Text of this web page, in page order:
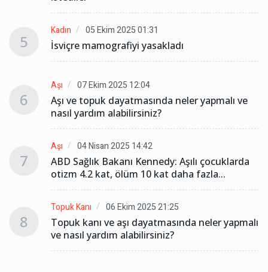
5
Kadın 05 Ekim 2025 01:31
İsviçre mamografiyi yasakladı
6
Aşı 07 Ekim 2025 12:04
Aşı ve topuk dayatmasında neler yapmalı ve
nasıl yardım alabilirsiniz?
7
Aşı 04 Nisan 2025 14:42
ABD Sağlık Bakanı Kennedy: Aşılı çocuklarda
otizm 4.2 kat, ölüm 10 kat daha fazla...
8
Topuk Kanı 06 Ekim 2025 21:25
Topuk kanı ve aşı dayatmasında neler yapmalı
ve nasıl yardım alabilirsiniz?